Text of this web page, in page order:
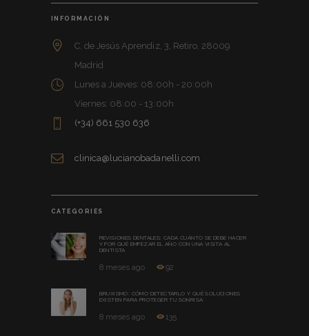
INFORMACIÓN
C. de Jesús Aprendiz, 3, Retiro, 28009
Madrid
Lunes a Jueves: 08:00h - 20:00h
Viernes: 08:00 - 13:00h
(+34) 661 530 636
clinica@lucianobadanelli.com
CATEGORIES
REVISIONES DENTALES: CADA CUÁNTO SE DEBE HACER
Y POR QUÉ EMPEZAR EL AÑO CON UNA VISITA AL
DENTISTA
8 meses ago 92
BRUXISMO: CÓMO DETECTARLO Y QUÉ SOLUCIONES
EXISTEN PARA PROTEGER TU SONRISA
8 meses ago 135